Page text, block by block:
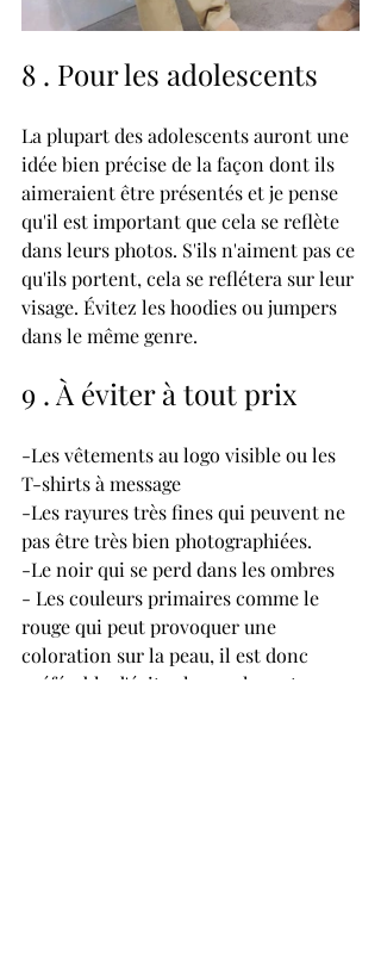
8 . Pour les adolescents
La plupart des adolescents auront une
idée bien précise de la façon dont ils
aimeraient être présentés et je pense
qu'il est important que cela se reflète
dans leurs photos. S'ils n'aiment pas ce
qu'ils portent, cela se reflétera sur leur
visage. Évitez les hoodies ou jumpers
dans le même genre.
9 . À éviter à tout prix
-Les vêtements au logo visible ou les
T-shirts à message
-Les rayures très fines qui peuvent ne
pas être très bien photographiées.
-Le noir qui se perd dans les ombres
- Les couleurs primaires comme le
rouge qui peut provoquer une
coloration sur la peau, il est donc
préférable d'éviter les couleurs trop